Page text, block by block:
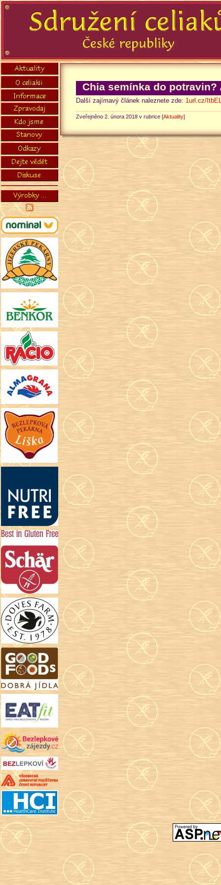
Chia semínka do
Další zajímavý článek naleznete zde: 1url.cz/
Zveřejněno 2. února 2018 v rubrice [Aktuality]